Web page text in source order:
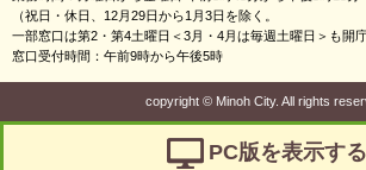
（祝日・休日、12月29日から1月3日を除く。
一部窓口は第2・第4土曜日＜3月・4月は毎週土曜日＞も開庁
窓口受付時間：午前9時から午後5時
copyright ©Minoh City. All rights
PC版を表示する